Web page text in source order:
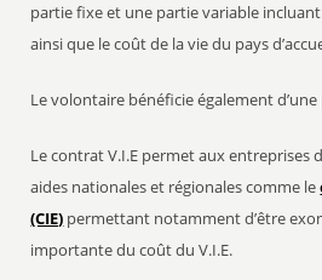
partie fixe et une partie variable
ainsi que le coût de la vie du pays
Le volontaire bénéficie également
Le contrat V.I.E permet aux entreprises
aides nationales et régionales comme le
(CIE) permettant notamment d’être
importante du coût du V.I.E.